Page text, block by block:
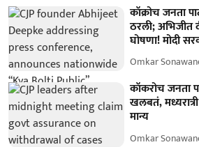
कॉक्रोच जनता
ठरली; अभिजीत
घोषणा! मोदी
Omkar
कॉकरोच जनता
खलबतं,
मान्य
Omkar